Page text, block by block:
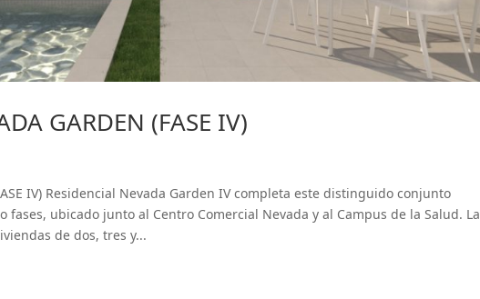
GARDEN (FASE IV)
IV) Residencial Nevada Garden IV completa este distinguido conjunto
ubicado junto al Centro Comercial Nevada y al Campus de la Salud. La
de dos, tres y...